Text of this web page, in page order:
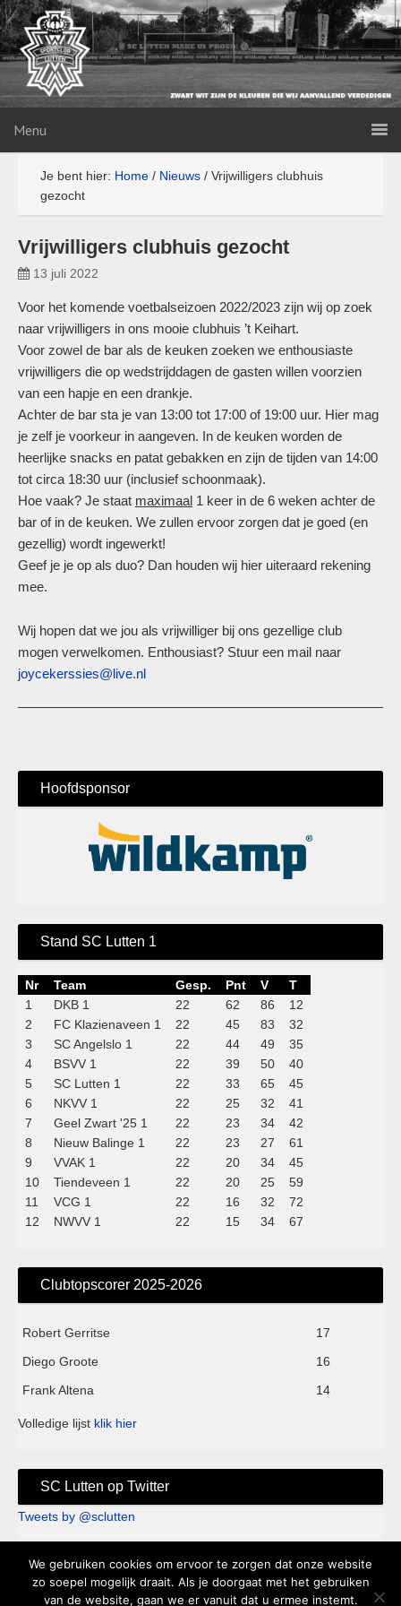
Menu
Je bent hier: Home / Nieuws / Vrijwilligers clubhuis
gezocht
Vrijwilligers clubhuis gezocht
13 juli 2022
Voor het komende voetbalseizoen 2022/2023 zijn wij op zoek
naar vrijwilligers in ons mooie clubhuis ’t Keihart.
Voor zowel de bar als de keuken zoeken we enthousiaste
vrijwilligers die op wedstrijddagen de gasten willen voorzien
van een hapje en een drankje.
Achter de bar sta je van 13:00 tot 17:00 of 19:00 uur. Hier mag
je zelf je voorkeur in aangeven. In de keuken worden de
heerlijke snacks en patat gebakken en zijn de tijden van 14:00
tot circa 18:30 uur (inclusief schoonmaak).
Hoe vaak? Je staat maximaal 1 keer in de 6 weken achter de
bar of in de keuken. We zullen ervoor zorgen dat je goed (en
gezellig) wordt ingewerkt!
Geef je je op als duo? Dan houden wij hier uiteraard rekening
mee.
Wij hopen dat we jou als vrijwilliger bij ons gezellige club
mogen verwelkomen. Enthousiast? Stuur een mail naar
joycekerssies@live.nl
Hoofdsponsor
Stand SC Lutten 1
Nr Team Gesp. Pnt V
T
1
DKB 1 22 62 86
12
2
FC Klazienaveen 1 22 45 83
32
3
SC Angelslo 1 22 44 49
35
4
BSVV 1 22 39 50
40
5
SC Lutten 1 22 33 65
45
6
NKVV 1 22 25 32
41
7
Geel Zwart '25 1 22 23 34
42
8
Nieuw Balinge 1 22 23 27
61
9
VVAK 1 22 20 34
45
10
Tiendeveen 1 22 20 25
59
11
VCG 1 22 16 32
72
12
NWVV 1 22 15 34 67
Clubtopscorer 2025-2026
Robert Gerritse
17
Diego Groote
16
Frank Altena
14
Volledige lijst klik hier
SC Lutten op Twitter
Tweets by @sclutten
Sc Lutten - Sportpark de Kei - Knappersveldweg 1B - 7776 PA
We gebruiken cookies om ervoor te zorgen dat onze website
zo soepel mogelijk draait. Als je doorgaat met het gebruiken
van de website, gaan we er vanuit dat u ermee instemt.